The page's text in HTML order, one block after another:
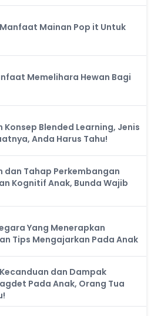
Mainan Pop it Untuk
Memelihara Hewan Bagi
Konsep Blended Learning, Jenis
Anda Harus Tahu!
dan Tahap Perkembangan
Kognitif Anak, Bunda Wajib
Yang Menerapkan
Tips Mengajarkan Pada Anak
dan Dampak
Pada Anak, Orang Tua